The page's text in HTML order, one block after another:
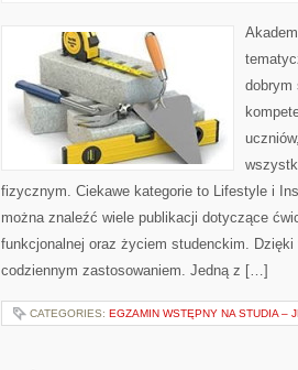
dobrym
fizycznym. Ciekawe kategorie to Lifestyle i
można znaleźć wiele publikacji dotyczące
funkcjonalnej oraz życiem studenckim.
codziennym zastosowaniem. Jedną z […]
CATEGORIES: EGZAMIN WSTĘPNY NA STUDIA –